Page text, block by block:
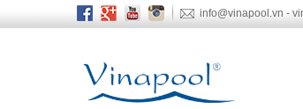
info@vinapool.vn -